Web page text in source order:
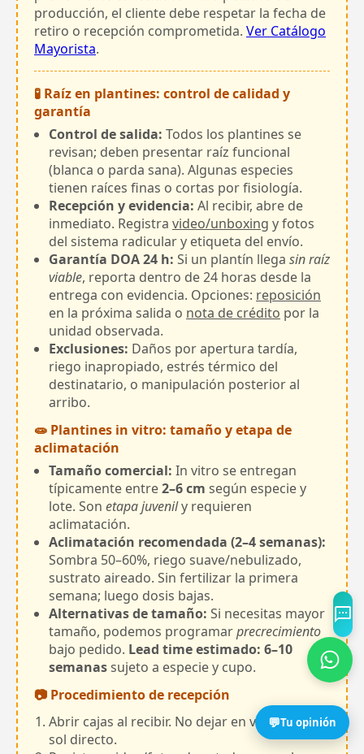
producción, el cliente debe respetar la fecha de
retiro o recepción comprometida. Ver Catálogo
Mayorista.
🧪 Raíz en plantines: control de calidad y
garantía
Control de salida: Todos los plantines se
revisan; deben presentar raíz funcional
(blanca o parda sana). Algunas especies
tienen raíces finas o cortas por fisiología.
Recepción y evidencia: Al recibir, abre de
inmediato. Registra video/unboxing y fotos
del sistema radicular y etiqueta del envío.
Garantía DOA 24 h: Si un plantín llega sin raíz
viable, reporta dentro de 24 horas desde la
entrega con evidencia. Opciones: reposición
en la próxima salida o nota de crédito por la
unidad observada.
Exclusiones: Daños por apertura tardía,
riego inapropiado, estrés térmico del
destinatario, o manipulación posterior al
arribo.
🧫 Plantines in vitro: tamaño y etapa de
aclimatación
Tamaño comercial: In vitro se entregan
típicamente entre2–6 cm según especie y
lote. Son etapa juvenily requieren
aclimatación.
Aclimatación recomendada (2–4 semanas):
Sombra 50–60%, riego suave/nebulizado,
sustrato aireado. Sin fertilizar la primera
semana; luego dosis bajas.
Alternativas de tamaño: Si necesitas mayor
tamaño, podemos programarprecrecimiento
bajo pedido. Lead time estimado: 6–10
semanassujeto a especie y cupo.
📷 Procedimiento de recepción
Abrir cajas al recibir. No dejar en vehículo o
sol directo.
💬Tu opinión